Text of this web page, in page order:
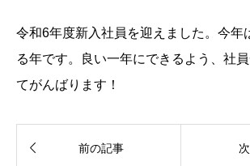
令和6年度新入社員を迎えました。今年
る年です。良い一年にできるよう、社
てがんばります！
 前の記事